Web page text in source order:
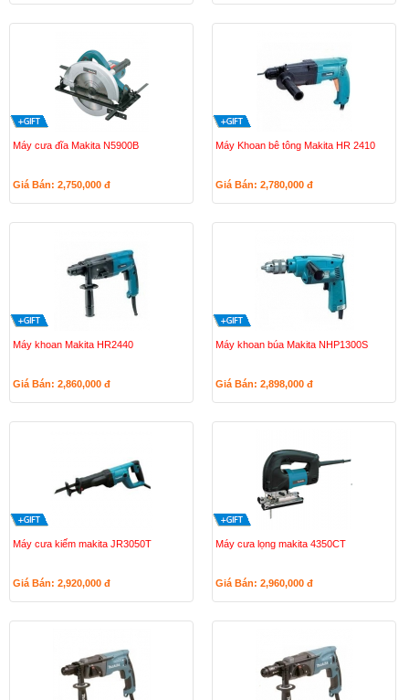
Máy cưa đĩa Makita N5900B
Giá Bán: 2,750,000 đ
Máy Khoan bê tông Makita HR 2410
Giá Bán: 2,780,000 đ
Máy khoan Makita HR2440
Giá Bán: 2,860,000 đ
Máy khoan búa Makita NHP1300S
Giá Bán: 2,898,000 đ
Máy cưa kiếm makita JR3050T
Giá Bán: 2,920,000 đ
Máy cưa lọng makita 4350CT
Giá Bán: 2,960,000 đ